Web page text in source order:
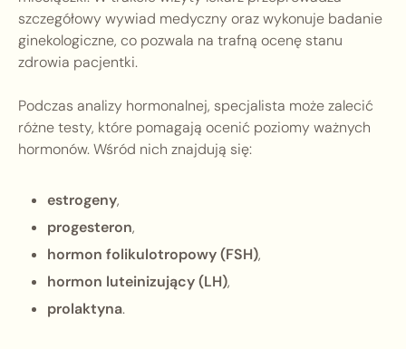
szczegółowy wywiad medyczny oraz wykonuje badanie
ginekologiczne, co pozwala na trafną ocenę stanu
zdrowia pacjentki.
Podczas analizy hormonalnej, specjalista może zalecić
różne testy, które pomagają ocenić poziomy ważnych
hormonów. Wśród nich znajdują się:
estrogeny,
progesteron,
hormon folikulotropowy (FSH),
hormon luteinizujący (LH),
prolaktyna.